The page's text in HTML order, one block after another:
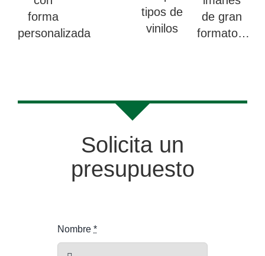
forma
personalizada
tipos de
vinilos
de gran
formato…
Solicita un
presupuesto
Nombre*